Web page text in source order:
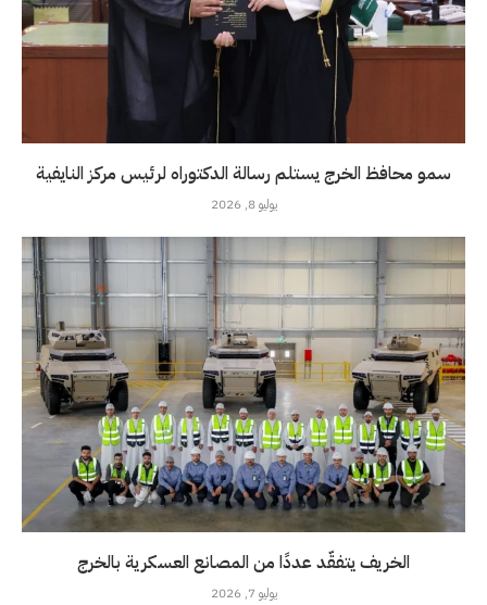
سمو محافظ الخرج يستلم رسالة الدكتوراه لرئيس مركز النايفية
يوليو 8, 2026
الخريف يتفقّد عددًا من المصانع العسكرية بالخرج
يوليو 7, 2026